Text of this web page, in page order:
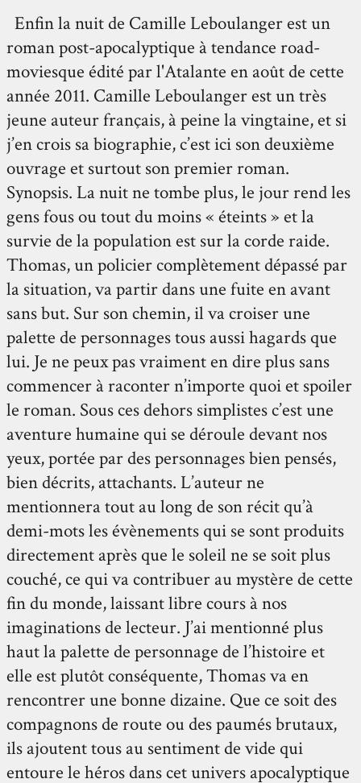
Enfin la nuit de Camille Leboulanger est un
roman post-apocalyptique à tendance road-
moviesque édité par l'Atalante en août de cette
année 2011. Camille Leboulanger est un très
jeune auteur français, à peine la vingtaine, et si
j’en crois sa biographie, c’est ici son deuxième
ouvrage et surtout son premier roman.
Synopsis. La nuit ne tombe plus, le jour rend les
gens fous ou tout du moins « éteints » et la
survie de la population est sur la corde raide.
Thomas, un policier complètement dépassé par
la situation, va partir dans une fuite en avant
sans but. Sur son chemin, il va croiser une
palette de personnages tous aussi hagards que
lui. Je ne peux pas vraiment en dire plus sans
commencer à raconter n’importe quoi et spoiler
le roman. Sous ces dehors simplistes c’est une
aventure humaine qui se déroule devant nos
yeux, portée par des personnages bien pensés,
bien décrits, attachants. L’auteur ne
mentionnera tout au long de son récit qu’à
demi-mots les évènements qui se sont produits
directement après que le soleil ne se soit plus
couché, ce qui va contribuer au mystère de cette
fin du monde, laissant libre cours à nos
imaginations de lecteur. J’ai mentionné plus
haut la palette de personnage de l’histoire et
elle est plutôt conséquente, Thomas va en
rencontrer une bonne dizaine. Que ce soit des
compagnons de route ou des paumés brutaux,
ils ajoutent tous au sentiment de vide qui
entoure le héros dans cet univers apocalyptique